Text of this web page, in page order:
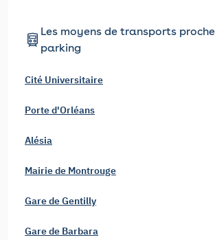
Les moyens de transports
parking
Cité Universitaire
Porte d'Orléans
Alésia
Mairie de Montrouge
Gare de Gentilly
Gare de Barbara